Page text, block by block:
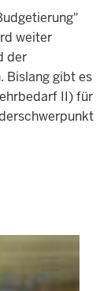
weiter
der
Bislang gibt es
II) für